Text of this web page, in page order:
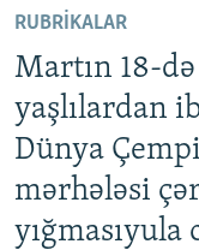
qayıt
Əsas
naviqasiyaya
qayıt
Axtarışa
keç
KORRUPSIOMETR
#ƏSLINDƏ
FƏRQƏ BAX
QANUNI DOĞRU
RUBRIKALAR
Martın 18-
yaşlılardan
Dünya
mərhələsi
yığmasıyula